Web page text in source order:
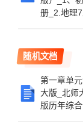
册_2.地理7
随机文档
第一章单
大版_北师
版历年综